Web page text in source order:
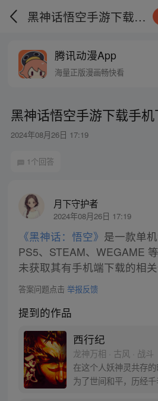
黑神话悟空手游下载手机下载
腾讯动漫App
海量正版漫画畅快看
黑神话悟空手游下载手机
2024年08月26日 17:19
1个回答
月下守护者
2024年08月26日 17:19
《黑神话：悟空》 是一款单
PS5、STEAM、WEGAME
未获取其有手机端下载的相关
答案问题点击 举报反馈
提到的作品
西行纪
龙神万相 · 古风 · 战斗
在这个人妖神灵共存
为了世间和平，历经